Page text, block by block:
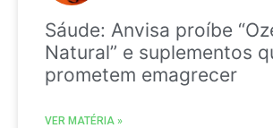
Sáude: Anvisa proíbe
Natural” e suplementos
prometem emagrecer
VER MATÉRIA »